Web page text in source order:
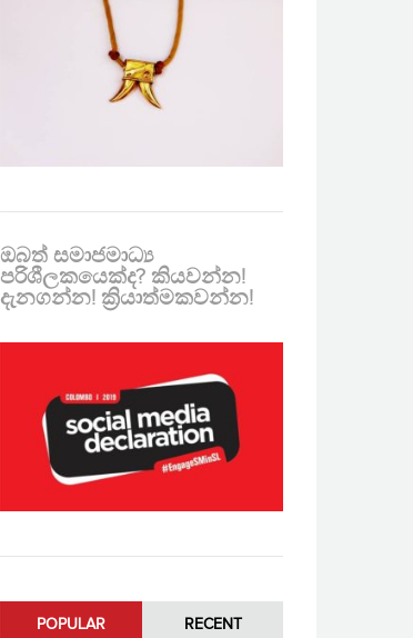
ඔබත් සමාජමාධ්‍ය
පරිශීලකයෙක්ද? කියවන්න!
දැනගන්න! ක්‍රියාත්මකවන්න!
POPULAR RECENT